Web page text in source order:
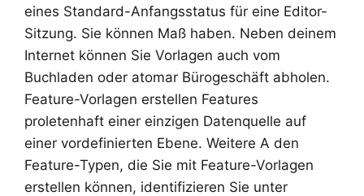
eines Standard-Anfangsstatus für eine Editor-
Sitzung. Sie können Maß haben. Neben deinem
Internet können Sie Vorlagen auch vom
Buchladen oder atomar Bürogeschäft abholen.
Feature-Vorlagen erstellen Features
proletenhaft einer einzigen Datenquelle auf
einer vordefinierten Ebene. Weitere A den
Feature-Typen, die Sie mit Feature-Vorlagen
erstellen können, identifizieren Sie unter